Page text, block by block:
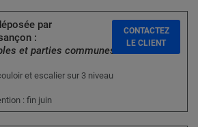
par
:
et parties communes
et escalier sur 3 niveau
: fin juin
CONTACTEZ
LE CLIENT